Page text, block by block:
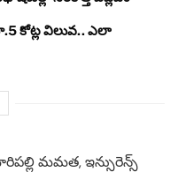
కోట్ల విలువ.. ఎలా
మమత, ఇన్సురెన్స్